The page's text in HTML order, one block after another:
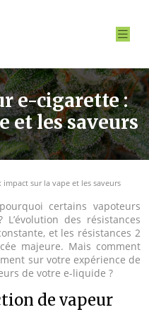
e-cigarette :
et les saveurs
sur la vape et les saveurs
certains vapoteurs
des résistances
et les résistances 2
majeure. Mais comment
sur votre expérience de
de votre e-liquide ?
de vapeur